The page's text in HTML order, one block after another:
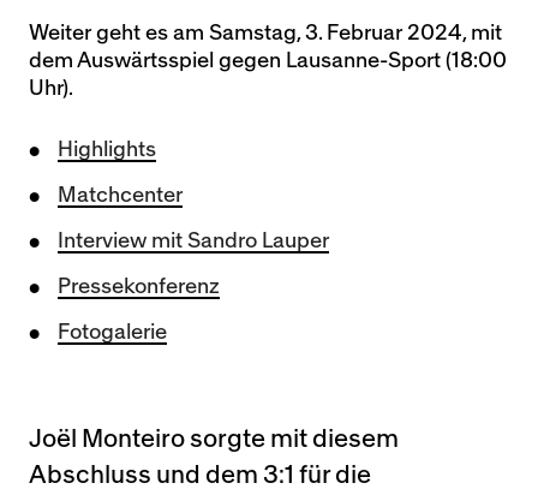
Weiter geht es am Samstag, 3. Februar 2024, mit
dem Auswärtsspiel gegen Lausanne-Sport (18:00
Uhr).
Highlights
Matchcenter
Interview mit Sandro Lauper
Pressekonferenz
Fotogalerie
Joël Monteiro sorgte mit diesem
Abschluss und dem 3:1 für die